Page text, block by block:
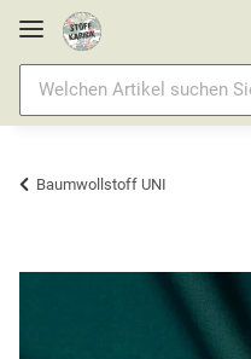
Baumwollstoff UNI